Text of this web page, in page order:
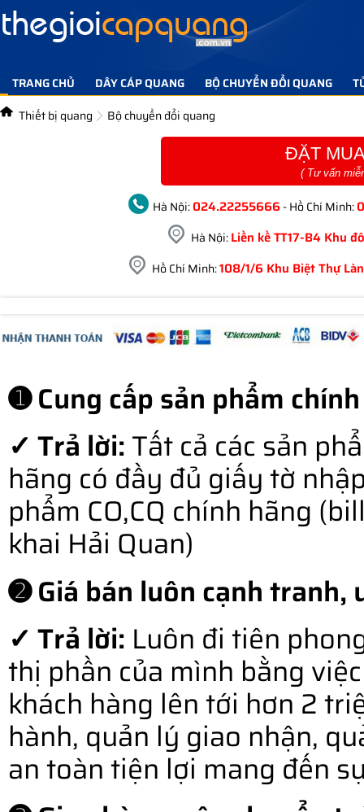
TRANG CHỦ DÂY CÁP QUANG BỘ CHUYỂN ĐỔI QUANG
TIN TỨC GIẢI PHÁP
LIÊN HỆ
Thiết bị quang Bộ chuyển đổi quang
ĐẶT
( Tư vấn
Hà Nội:024.22255666 - Hồ Chí Minh:
Hà Nội:Liền kề TT17-B4 Khu
Hồ Chí Minh:108/1/6 Khu Biệt Thự
➊ Cung cấp sản phẩm
✓ Trả lời:Tất cả các sản
hãng có đầy đủ giấy tờ
phẩm CO,CQ chính hãng
khai Hải Quan)
➋ Giá bán luôn cạnh tranh,
✓ Trả lời: Luôn đi tiên
thị phần của mình bằng
khách hàng lên tới hơn 2
hành, quản lý giao nhận,
an toàn tiện lợi mang đến